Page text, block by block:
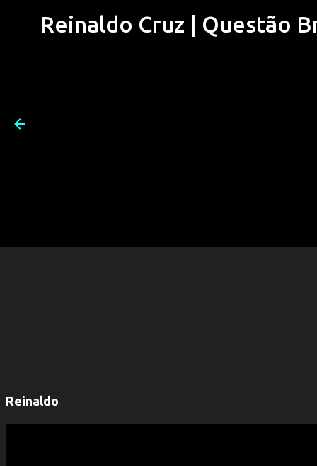
Reinaldo Cruz | Questão
Reinaldo